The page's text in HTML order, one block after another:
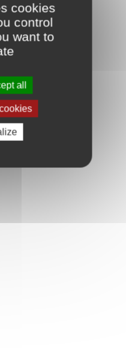
cookies
control
want to
all